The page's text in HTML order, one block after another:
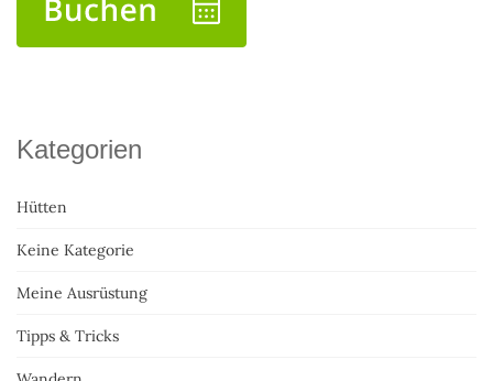
Kategorien
Hütten
Keine Kategorie
Meine Ausrüstung
Tipps & Tricks